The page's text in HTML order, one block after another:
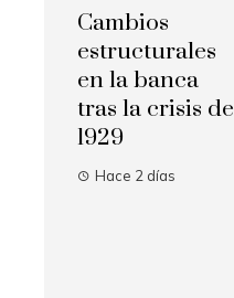
Cambios
estructurales
en la banca
tras la crisis de
1929
Hace 2 días